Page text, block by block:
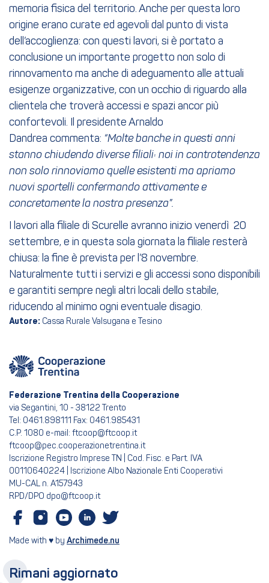
memoria fisica del territorio. Anche per questa loro
origine erano curate ed agevoli dal punto di vista
dell’accoglienza: con questi lavori, si è portato a
conclusione un importante progetto non solo di
rinnovamento ma anche di adeguamento alle attuali
esigenze organizzative, con un occhio di riguardo alla
clientela che troverà accessi e spazi ancor più
confortevoli. Il presidente Arnaldo
Dandrea commenta: “Molte banche in questi anni
stanno chiudendo diverse filiali: noi in controtendenza
non solo rinnoviamo quelle esistenti ma apriamo
nuovi sportelli confermando attivamente e
concretamente la nostra presenza”.
I lavori alla filiale di Scurelle avranno inizio venerdì 20
settembre, e in questa sola giornata la filiale resterà
chiusa: la fine è prevista per l’8 novembre.
Naturalmente tutti i servizi e gli accessi sono disponibili
e garantiti sempre negli altri locali dello stabile,
riducendo al minimo ogni eventuale disagio.
Autore: Cassa Rurale Valsugana e Tesino
Federazione Trentina della Cooperazione
via Segantini, 10 - 38122 Trento
Tel: 0461.898111 Fax: 0461.985431
C.P. 1080 e-mail: ftcoop@ftcoop.it
ftcoop@pec.cooperazionetrentina.it
Iscrizione Registro Imprese TN | Cod. Fisc. e Part. IVA
00110640224 | Iscrizione Albo Nazionale Enti Cooperativi
MU-CAL n. A157943
RPD/DPO dpo@ftcoop.it
Made with ♥ by Archimede.nu
Rimani aggiornato